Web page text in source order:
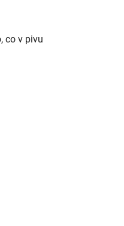
co v pivu